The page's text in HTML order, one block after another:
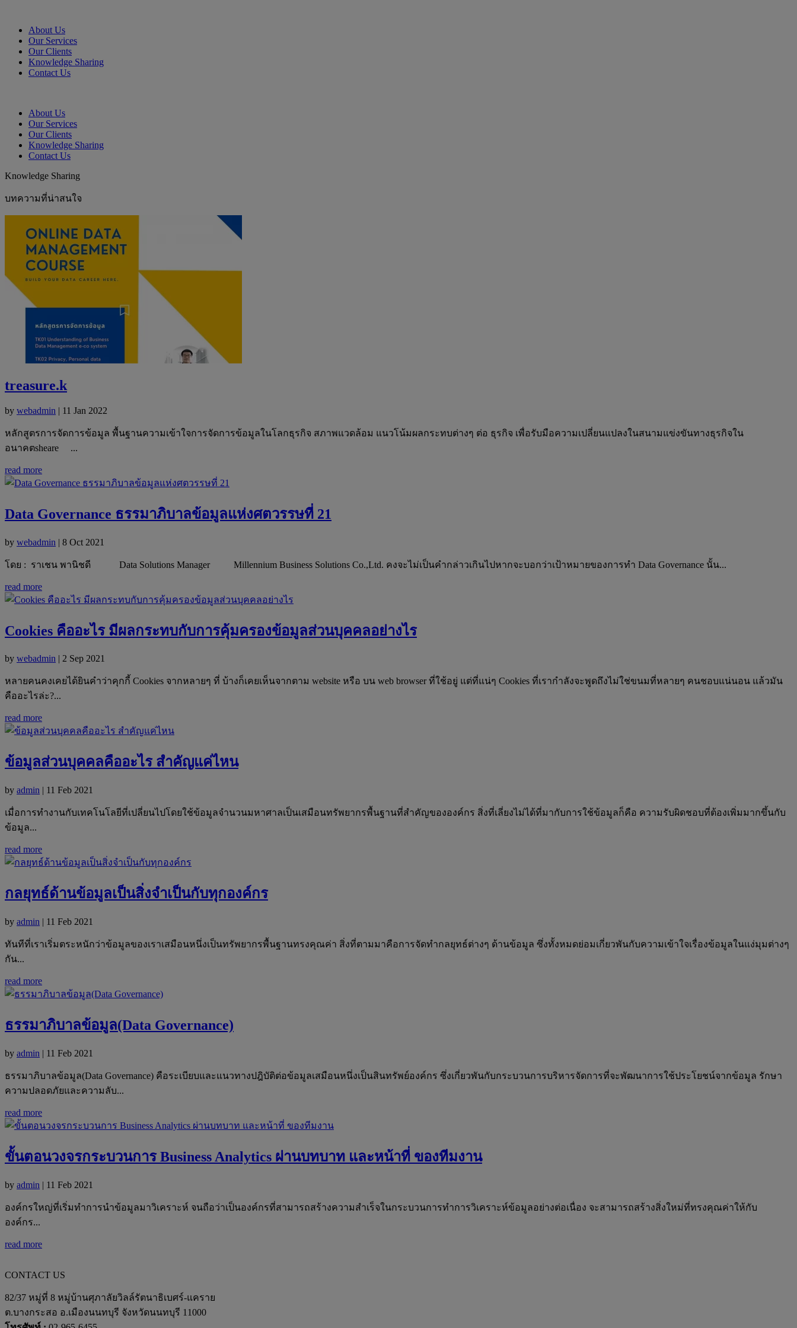
About Us
Our Services
Our Clients
Knowledge Sharing
Contact Us
About Us
Our Services
Our Clients
Knowledge Sharing
Contact Us
Knowledge Sharing
บทความที่น่าสนใจ
treasure.k
by webadmin | 11 Jan 2022
หลักสูตรการจัดการข้อมูล พื้นฐานความเข้าใจการจัดการข้อมูลในโลกธุรกิจ สภาพแวดล้อม แนวโน้มผลกระทบต่างๆ ต่อ ธุรกิจ เพื่อรับมือความเปลี่ยนแปลงในสนามแข่งขันทางธุรกิจใน
อนาคตsheare ...
read more
Data Governance ธรรมาภิบาลข้อมูลแห่งศตวรรษที่ 21
by webadmin | 8 Oct 2021
โดย : ราเชน พานิชดี Data Solutions Manager Millennium Business Solutions Co.,Ltd. คงจะไม่เป็นคำกล่าวเกินไปหากจะบอกว่าเป้าหมายของการทำ Data Governance นั้น...
read more
Cookies คืออะไร มีผลกระทบกับการคุ้มครองข้อมูลส่วนบุคคลอย่างไร
by webadmin | 2 Sep 2021
หลายคนคงเคยได้ยินคำว่าคุกกี้ Cookies จากหลายๆ ที่ บ้างก็เคยเห็นจากตาม website หรือ บน web browser ที่ใช้อยู่ แต่ที่แน่ๆ Cookies ที่เรากำลังจะพูดถึงไม่ใช่ขนมที่หลายๆ คนชอบแน่นอน แล้วมัน
คืออะไรล่ะ?...
read more
ข้อมูลส่วนบุคคลคืออะไร สำคัญแค่ไหน
by admin | 11 Feb 2021
เมื่อการทำงานกับเทคโนโลยีที่เปลี่ยนไปโดยใช้ข้อมูลจำนวนมหาศาลเป็นเสมือนทรัพยากรพื้นฐานที่สำคัญขององค์กร สิ่งที่เลี่ยงไม่ได้ที่มากับการใช้ข้อมูลก็คือ ความรับผิดชอบที่ต้องเพิ่มมากขึ้นกับ
ข้อมูล...
read more
กลยุทธ์ด้านข้อมูลเป็นสิ่งจำเป็นกับทุกองค์กร
by admin | 11 Feb 2021
ทันทีที่เราเริ่มตระหนักว่าข้อมูลของเราเสมือนหนึ่งเป็นทรัพยากรพื้นฐานทรงคุณค่า สิ่งที่ตามมาคือการจัดทำกลยุทธ์ต่างๆ ด้านข้อมูล ซึ่งทั้งหมดย่อมเกี่ยวพันกับความเข้าใจเรื่องข้อมูลในแง่มุมต่างๆ
กัน...
read more
ธรรมาภิบาลข้อมูล(Data Governance)
by admin | 11 Feb 2021
ธรรมาภิบาลข้อมูล(Data Governance) คือระเบียบและแนวทางปฎิบัติต่อข้อมูลเสมือนหนึ่งเป็นสินทรัพย์องค์กร ซึ่งเกี่ยวพันกับกระบวนการบริหารจัดการที่จะพัฒนาการใช้ประโยชน์จากข้อมูล รักษา
ความปลอดภัยและความลับ...
read more
ขั้นตอนวงจรกระบวนการ Business Analytics ผ่านบทบาท และหน้าที่ ของทีมงาน
by admin | 11 Feb 2021
องค์กรใหญ่ที่เริ่มทำการนำข้อมูลมาวิเคราะห์ จนถือว่าเป็นองค์กรที่สามารถสร้างความสำเร็จในกระบวนการทำการวิเคราะห์ข้อมูลอย่างต่อเนื่อง จะสามารถสร้างสิ่งใหม่ที่ทรงคุณค่าให้กับ
องค์กร...
read more
CONTACT US
82/37 หมู่ที่ 8 หมู่บ้านศุภาลัยวิลล์รัตนาธิเบศร์-แคราย
ต.บางกระสอ อ.เมืองนนทบุรี จังหวัดนนทบุรี 11000